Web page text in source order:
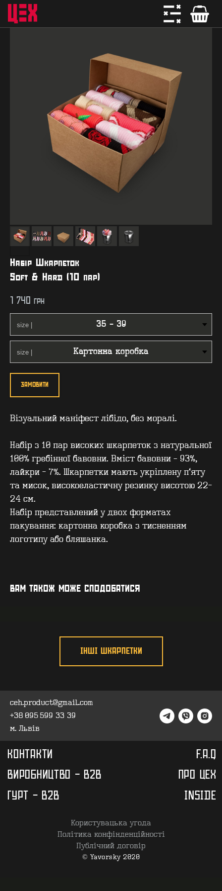
Набір Шкарпеток
Soft & Hard (10 пар)
1 740 грн
ЗАМОВИТИ
Візуальний маніфест лібідо, без моралі.
Набір з 10 пар високих шкарпеток з натуральної
100% гребінної бавовни. Вміст бавовни – 93%,
лайкри - 7%. Шкарпетки мають укріплену п’яту
та мисок, високоеластичну резинку висотою 22-
24 см.
Набір представлений у двох форматах
пакування: картонна коробка з тисненням
логотипу або бляшанка.
ВАМ ТАКОЖ МОЖЕ СПОДОБАТИСЯ
ІНШІ ШКАРПЕТКИ
ceh.product@gmail.com
+38 095 599 33 39
м. Львів
КОНТАКТИ
Користувацька угода
Політика конфінденційності
Публічний договір
© Yavorsky 2020